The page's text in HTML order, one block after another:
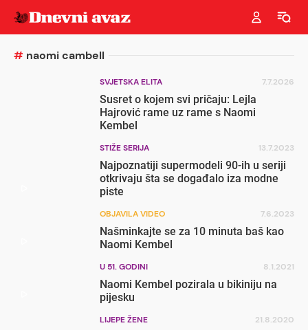
# naomi cambell
SVJETSKA ELITA 7.7.2026
Susret o kojem svi pričaju: Lejla
Hajrović rame uz rame s Naomi
Kembel
STIŽE SERIJA 13.7.2023
Najpoznatiji supermodeli 90-ih u seriji
otkrivaju šta se događalo iza modne
piste
OBJAVILA VIDEO 7.6.2023
Našminkajte se za 10 minuta baš kao
Naomi Kembel
U 51. GODINI 8.1.2021
Naomi Kembel pozirala u bikiniju na
pijesku
LIJEPE ŽENE 21.8.2020